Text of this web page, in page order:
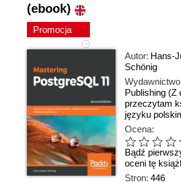
(ebook)
Promocja
Autor: Hans-
Schönig
Publishing (Z
przeczytam
języku
Ocena:
Bądź
oceni tę
Stron: 446